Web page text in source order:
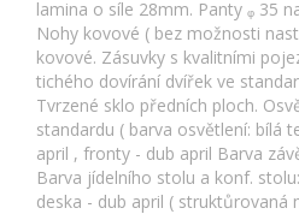
lamina o síle 28mm. Panty ᵩ 35
Nohy kovové ( bez možnosti
kovové. Zásuvky s kvalitními
tichého dovírání dvířek ve
Tvrzené sklo předních ploch.
standardu ( barva osvětlení: bílá
april , fronty - dub april Barva
Barva jídelního stolu a konf.
deska - dub april ( struktůrovaná